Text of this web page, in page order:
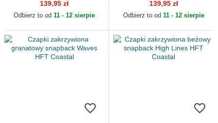
And Smile HFT Coastal
139,95 zł
Odbierz to od 11 - 12 sierpie
139,95 zł
Odbierz to od 11 - 12 sierpie